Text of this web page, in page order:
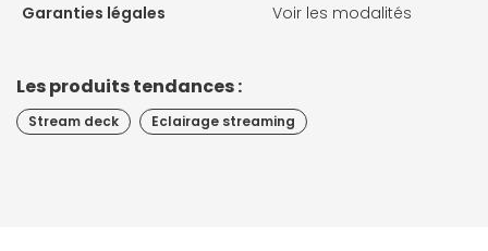
Garanties légales
Voir les modalités
Les produits tendances :
Stream deck Eclairage streaming